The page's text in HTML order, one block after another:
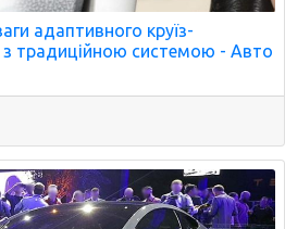
адаптивного круїз-
з традиційною системою - Авто